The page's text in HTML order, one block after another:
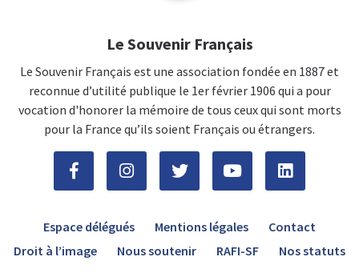
Le Souvenir Français
Le Souvenir Français est une association fondée en 1887 et
reconnue d’utilité publique le 1er février 1906 qui a pour
vocation d'honorer la mémoire de tous ceux qui sont morts
pour la France qu’ils soient Français ou étrangers.
Espace délégués Mentions légales
Contact
Droit à l’image
Nous soutenir RAFI-SF Nos statuts